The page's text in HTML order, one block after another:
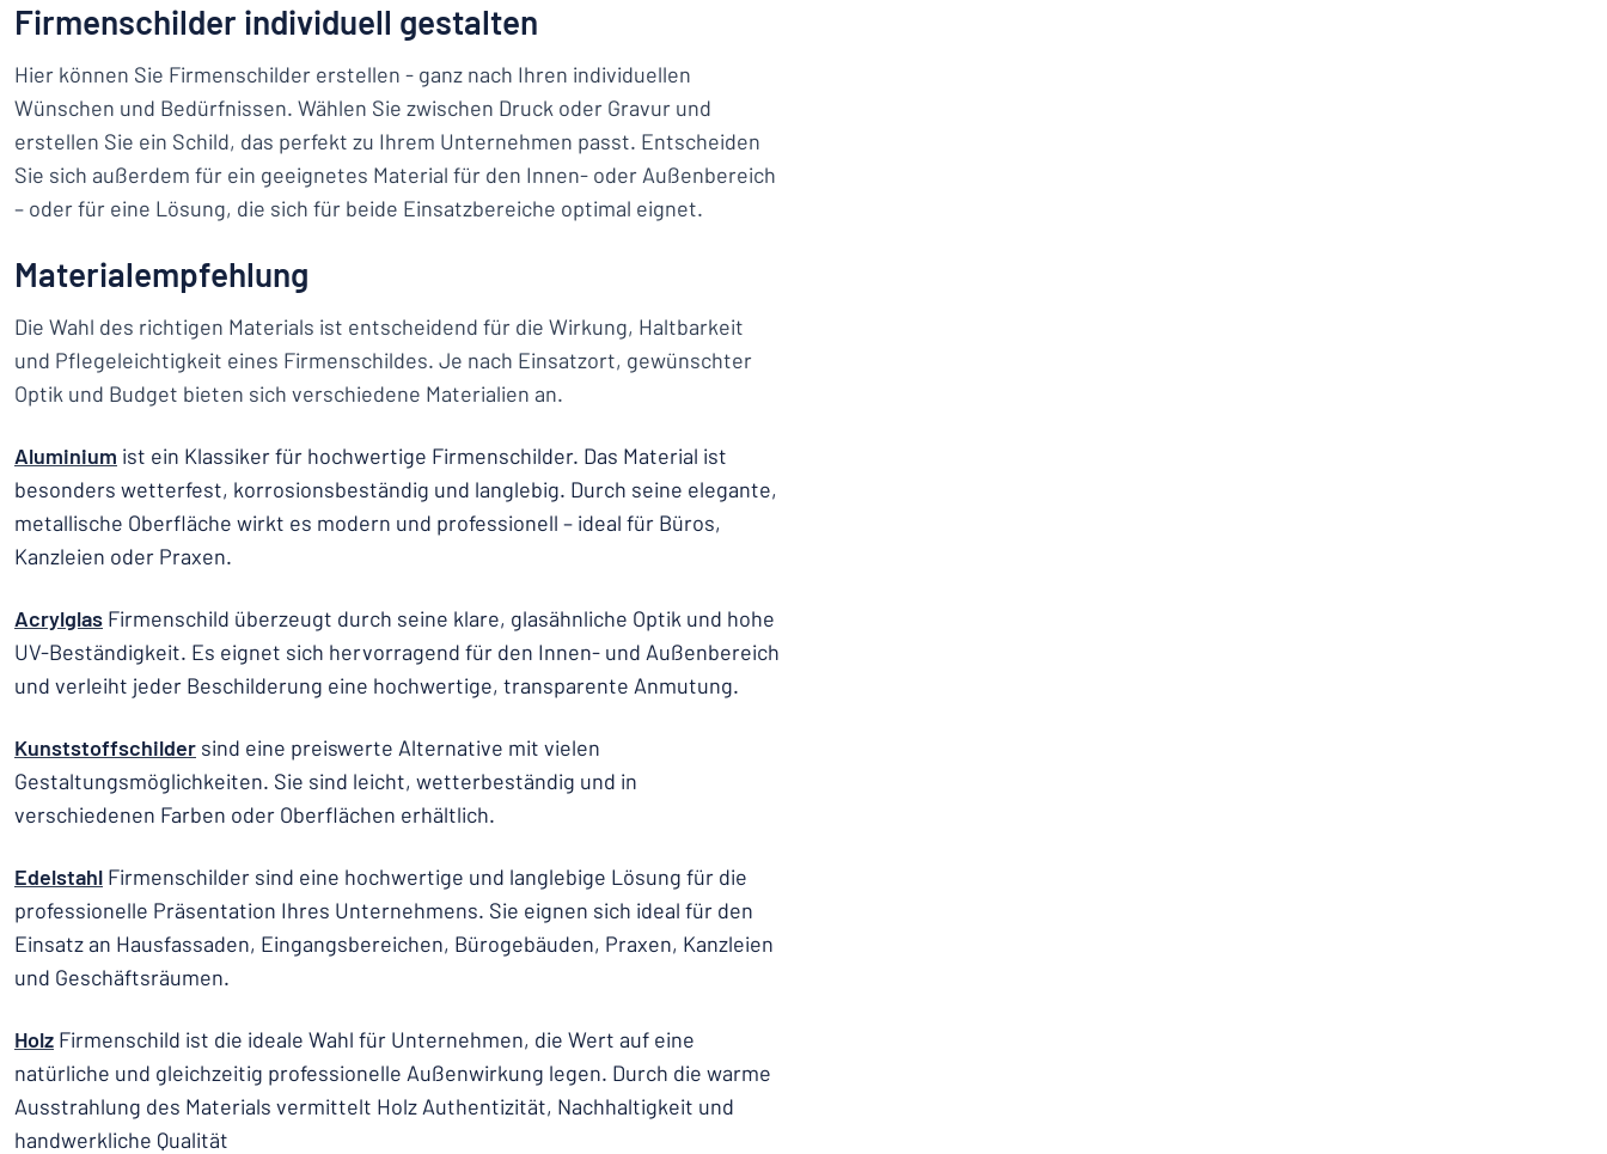
Firmenschilder individuell gestalten
Hier können Sie Firmenschilder erstellen - ganz nach Ihren individuellen
Wünschen und Bedürfnissen. Wählen Sie zwischen Druck oder Gravur und
erstellen Sie ein Schild, das perfekt zu Ihrem Unternehmen passt. Entscheiden
Sie sich außerdem für ein geeignetes Material für den Innen- oder Außenbereich
– oder für eine Lösung, die sich für beide Einsatzbereiche optimal eignet.
Materialempfehlung
Die Wahl des richtigen Materials ist entscheidend für die Wirkung, Haltbarkeit
und Pflegeleichtigkeit eines Firmenschildes. Je nach Einsatzort, gewünschter
Optik und Budget bieten sich verschiedene Materialien an.
Aluminium ist ein Klassiker für hochwertige Firmenschilder. Das Material ist
besonders wetterfest, korrosionsbeständig und langlebig. Durch seine elegante,
metallische Oberfläche wirkt es modern und professionell – ideal für Büros,
Kanzleien oder Praxen.
Acrylglas Firmenschild überzeugt durch seine klare, glasähnliche Optik und hohe
UV-Beständigkeit. Es eignet sich hervorragend für den Innen- und Außenbereich
und verleiht jeder Beschilderung eine hochwertige, transparente Anmutung.
Kunststoffschilder sind eine preiswerte Alternative mit vielen
Gestaltungsmöglichkeiten. Sie sind leicht, wetterbeständig und in
verschiedenen Farben oder Oberflächen erhältlich.
Edelstahl Firmenschilder sind eine hochwertige und langlebige Lösung für die
professionelle Präsentation Ihres Unternehmens. Sie eignen sich ideal für den
Einsatz an Hausfassaden, Eingangsbereichen, Bürogebäuden, Praxen, Kanzleien
und Geschäftsräumen.
Holz Firmenschild ist die ideale Wahl für Unternehmen, die Wert auf eine
natürliche und gleichzeitig professionelle Außenwirkung legen. Durch die warme
Ausstrahlung des Materials vermittelt Holz Authentizität, Nachhaltigkeit und
handwerkliche Qualität